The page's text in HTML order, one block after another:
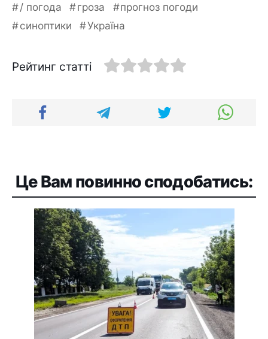
/ погода гроза
прогноз погоди
синоптики
Україна
Рейтинг статті
Це Вам повинно сподобатись: